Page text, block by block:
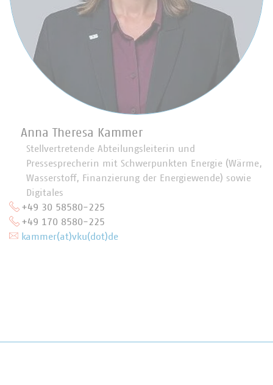
Anna Theresa Kammer
Stellvertretende Abteilungsleiterin und
Pressesprecherin mit Schwerpunkten Energie (Wärme,
Wasserstoff, Finanzierung der Energiewende) sowie
Digitales
+49 30 58580-225
+49 170 8580-225
kammer(at)vku(dot)de